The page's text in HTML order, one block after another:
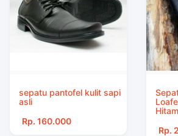
sepatu pantofel kulit sapi
asli
Rp. 160.000
Hitam
Rp.